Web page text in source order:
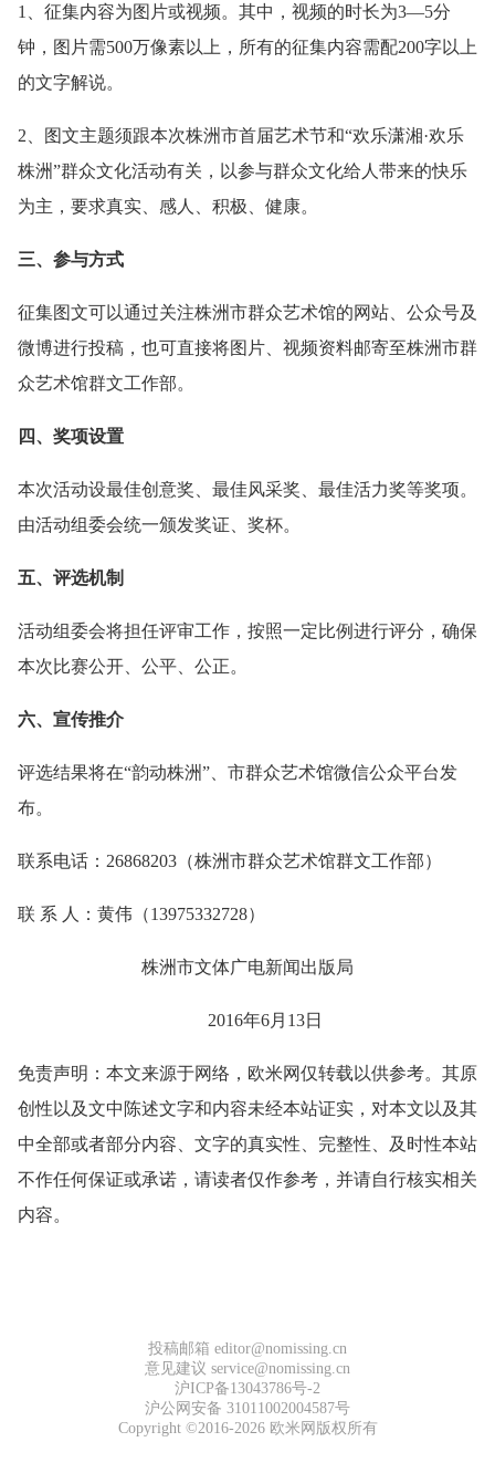
1、征集内容为图片或视频。其中，视频的时长为3—5分
钟，图片需500万像素以上，所有的征集内容需配200字以上
的文字解说。
2、图文主题须跟本次株洲市首届艺术节和“欢乐潇湘·欢乐
株洲”群众文化活动有关，以参与群众文化给人带来的快乐
为主，要求真实、感人、积极、健康。
三、参与方式
征集图文可以通过关注株洲市群众艺术馆的网站、公众号及
微博进行投稿，也可直接将图片、视频资料邮寄至株洲市群
众艺术馆群文工作部。
四、奖项设置
本次活动设最佳创意奖、最佳风采奖、最佳活力奖等奖项。
由活动组委会统一颁发奖证、奖杯。
五、评选机制
活动组委会将担任评审工作，按照一定比例进行评分，确保
本次比赛公开、公平、公正。
六、宣传推介
评选结果将在“韵动株洲”、市群众艺术馆微信公众平台发
布。
联系电话：26868203（株洲市群众艺术馆群文工作部）
联 系 人：黄伟（13975332728）
株洲市文体广电新闻出版局
2016年6月13日
免责声明：本文来源于网络，欧米网仅转载以供参考。其原
创性以及文中陈述文字和内容未经本站证实，对本文以及其
中全部或者部分内容、文字的真实性、完整性、及时性本站
不作任何保证或承诺，请读者仅作参考，并请自行核实相关
内容。
投稿邮箱 editor@nomissing.cn
意见建议 service@nomissing.cn
沪ICP备13043786号-2
沪公网安备 31011002004587号
Copyright ©2016-2026 欧米网版权所有